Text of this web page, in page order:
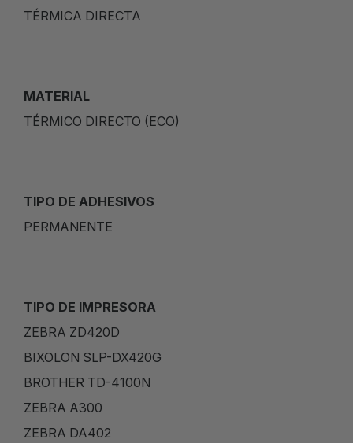
TÉRMICA DIRECTA
MATERIAL
TÉRMICO DIRECTO (ECO)
TIPO DE ADHESIVOS
PERMANENTE
TIPO DE IMPRESORA
ZEBRA ZD420D
BIXOLON SLP-DX420G
BROTHER TD-4100N
ZEBRA A300
ZEBRA DA402